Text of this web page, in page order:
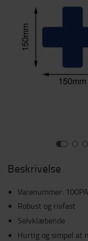
Beskrivelse
Varenummer:
Robust og rivfast
Selvklæbende
Hurtig og simpel at